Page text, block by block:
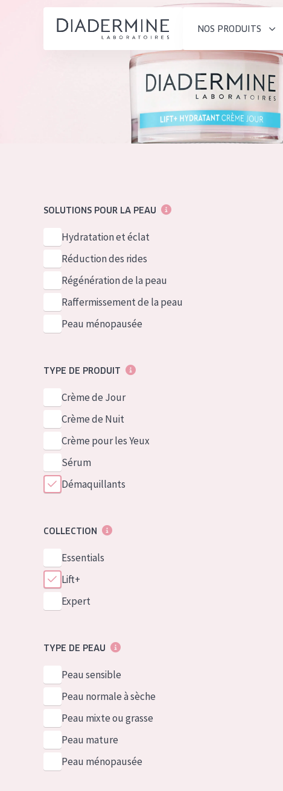
NOS PRODUITS
SOLUTIONS POUR LA PEAU
Hydratation et éclat
Réduction des rides
Peau ménopausée
TYPE DE PRODUIT
Crème de Jour
Crème de Nuit
SOLUTIONS POUR LA PEAU
Hydratation et éclat
Réduction des rides
Régénération de la peau
Raffermissement de la peau
Peau ménopausée
TYPE DE PRODUIT
Crème de Jour
Crème de Nuit
Crème pour les Yeux
Sérum
Démaquillants
COLLECTION
Essentials
Lift+
Expert
TYPE DE PEAU
Peau sensible
Peau normale à sèche
Peau mixte ou grasse
Peau mature
Peau ménopausée